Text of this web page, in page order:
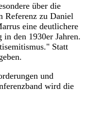
über die
Referenz zu Daniel
eine deutlichere
den 1930er Jahren.
Statt
und
wird die